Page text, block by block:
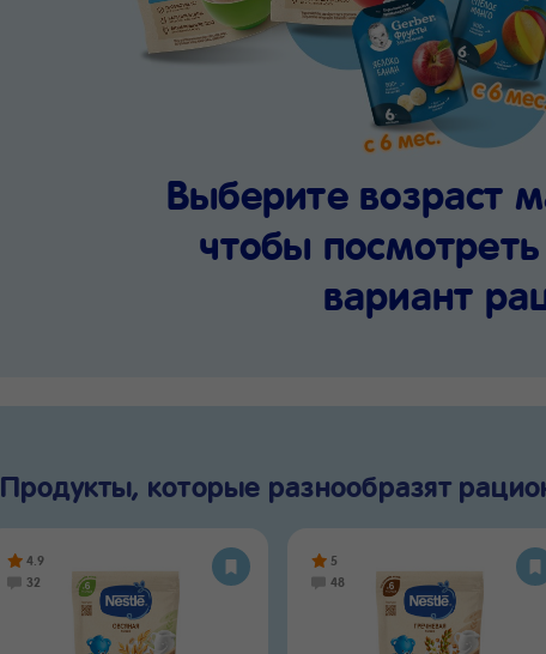
Выберите возраст
чтобы
вариант
Продукты, которые разнообразят
4.9
32
5
48